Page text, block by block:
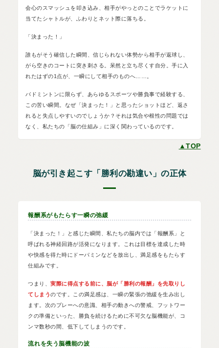
会心のスマッシュを叩き込み、相手がやっとのことでラケットに
当てたシャトルが、ふわりとネット際に落ちる。
「決まった！」
誰もがそう確信した瞬間、信じられない体勢から相手が返球し、
がら空きのコートに突き刺さる。呆然と立ち尽くす自分。手に入
れたはずの1点が、一瞬にして相手のものへ……。
バドミントンに限らず、あらゆるスポーツや勝負事で経験する、
この苦い瞬間。なぜ「決まった！」と思ったショットほど、返さ
れると失点しやすいのでしょうか？それは気合や根性の問題では
なく、私たちの「脳の仕組み」に深く関わっているのです。
▲TOP
脳が引き起こす「勝利の勘違い」の正体
報酬系がもたらす一瞬の弛緩
「決まった！」と感じた瞬間、私たちの脳内では「報酬系」と
呼ばれる神経回路が活発になります。これは目標を達成した時
や快感を得た時にドーパミンなどを放出し、満足感をもたらす
仕組みです。
つまり、実際に得点する前に、脳が「勝利の報酬」を先取りし
てしまうのです。この満足感は、一瞬の緊張の弛緩を生み出し
ます。次のプレーへの意識、相手の動きへの警戒、フットワー
クの準備といった、勝負を続けるために不可欠な脳機能が、コ
ンマ数秒の間、低下してしまうのです。
流れを失う脳機能の波